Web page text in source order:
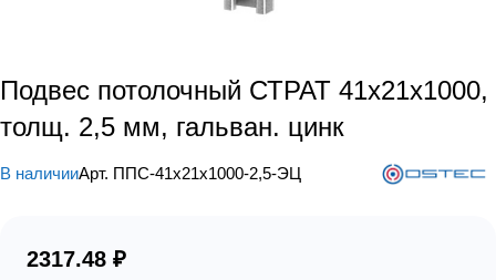
Подвес потолочный СТРАТ 41х21х1000,
толщ. 2,5 мм, гальван. цинк
В наличииАрт. ППС-41х21х1000-2,5-ЭЦ
2317.48 ₽